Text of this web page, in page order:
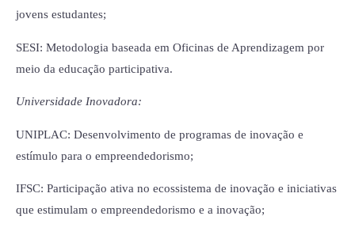
jovens estudantes;
SESI: Metodologia baseada em Oficinas de Aprendizagem por
meio da educação participativa.
Universidade Inovadora:
UNIPLAC: Desenvolvimento de programas de inovação e
estímulo para o empreendedorismo;
IFSC: Participação ativa no ecossistema de inovação e iniciativas
que estimulam o empreendedorismo e a inovação;